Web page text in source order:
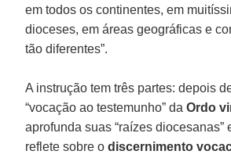
em todos os continentes, em
dioceses, em áreas geográficas e
tão diferentes”.
A instrução tem três partes: depois
“vocação ao testemunho” daOrdo
aprofunda suas “raízes diocesanas”
reflete sobre odiscernimento